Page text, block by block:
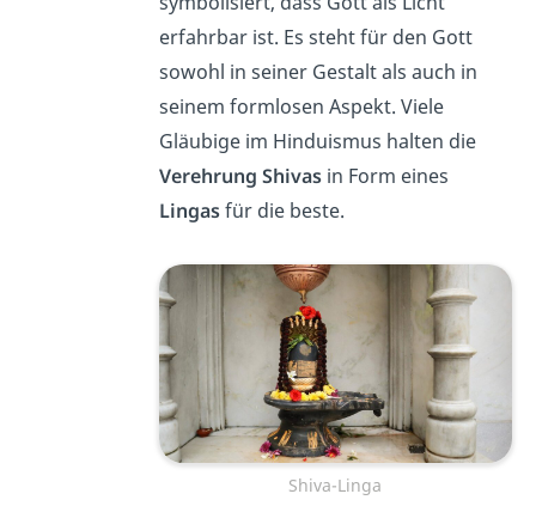
erfahrbar ist. Es steht fürden Gott
sowohl in seiner Gestalt als auch in
seinem formlosen Aspekt. Viele
Gläubige im Hinduismus halten die
Verehrung Shivasin Form eines
Lingasfür die beste.
Shiva-Linga